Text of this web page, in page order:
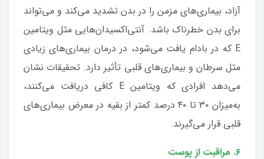
آزاد، بیماری‌های مزمن را در بدن تشدید می‌کند و می‌تواند
برای بدن خطرناک باشد. آنتی‌اکسیدان‌هایی مثل ویتامین
E که در بادام یافت می‌شود، در درمان بیماری‌های زیادی
مثل سرطان و بیماری‌های قلبی تأثیر دارد. تحقیقات نشان
می‌دهد افرادی که ویتامین E کافی دریافت می‌کنند،
به‌میزان ۳۰ تا ۴۰ درصد کمتر از بقیه در معرض بیماری‌های
قلبی قرار می‌گیرند.
۶. مراقبت از پوست